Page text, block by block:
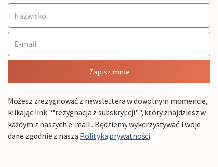
Zapisz mnie
Możesz zrezygnować z newslettera w dowolnym momencie,
klikając link ""rezygnacja z subskrypcji"", który znajdziesz w
każdym z naszych e-maili. Będziemy wykorzystywać Twoje
dane zgodnie z naszą Polityką prywatności.